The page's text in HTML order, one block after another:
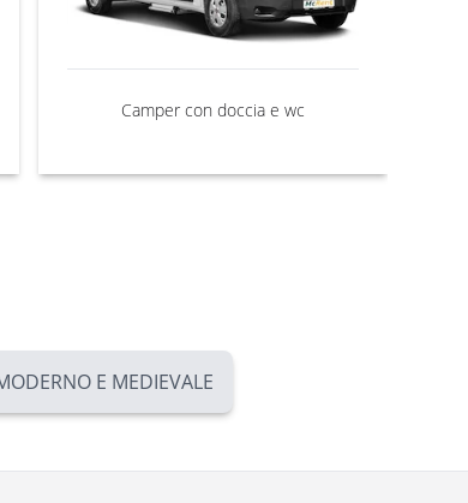
Camper con doccia e wc
E MEDIEVALE